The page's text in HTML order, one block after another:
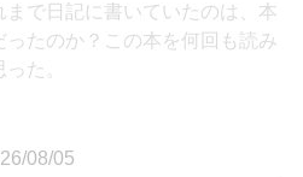
まで日記に書いていたのは、本
ったのか？この本を何回も読み
た。
08/05